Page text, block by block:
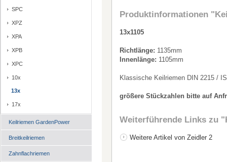
SPC
XPZ
XPA
XPB
XPC
10x
13x
17x
Keilriemen GardenPower
Breitkeilriemen
Zahnflachriemen
Produktinformationen
13x1105
Richtlänge: 1135mm
Innenlänge: 1105mm
Klassische Keilriemen DIN 2215 /
größere Stückzahlen bitte auf
Weiterführende Links zu
Weitere Artikel von Zeidler 2